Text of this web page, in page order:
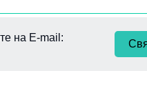
на E-mail: